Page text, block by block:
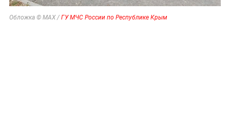
Обложка © MAX / ГУ МЧС России по Республике Крым